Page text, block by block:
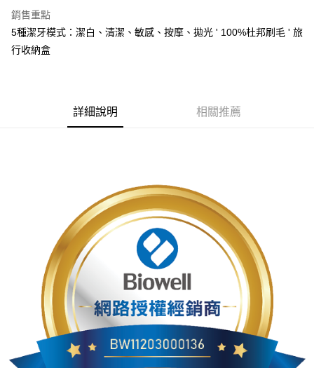
運送方式
宅配
每筆NT$100，滿NT$1,000(含以上)免運費
銷售重點
5種潔牙模式：潔白、清潔、敏感、按摩、拋光 ' 100%杜邦刷毛 ' 旅
行收納盒
詳細說明 相關推薦